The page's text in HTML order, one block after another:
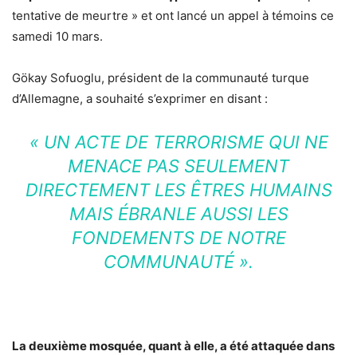
tentative de meurtre » et ont lancé un appel à témoins ce
samedi 10 mars.
Gökay Sofuoglu, président de la communauté turque
d’Allemagne, a souhaité s’exprimer en disant :
« UN ACTE DE TERRORISME QUI NE
MENACE PAS SEULEMENT
DIRECTEMENT LES ÊTRES HUMAINS
MAIS ÉBRANLE AUSSI LES
FONDEMENTS DE NOTRE
COMMUNAUTÉ ».
La deuxième mosquée, quant à elle, a été attaquée dans